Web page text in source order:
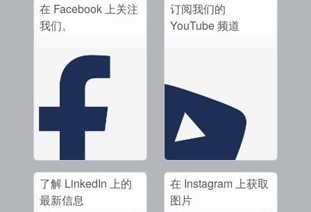
在 Facebook 上关注
我们。
订阅我们的
YouTube 频道
了解 LinkedIn 上的
最新信息
在 Instagram 上获取
图片